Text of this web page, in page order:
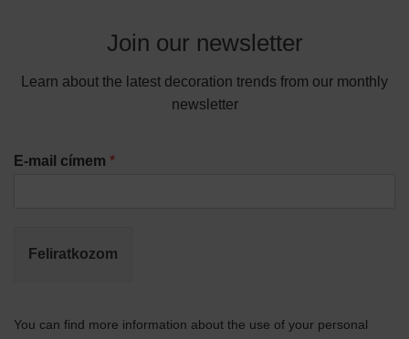
Join our newsletter
Learn about the latest decoration trends from our monthly
newsletter
E-mail címem *
Feliratkozom
You can find more information about the use of your personal